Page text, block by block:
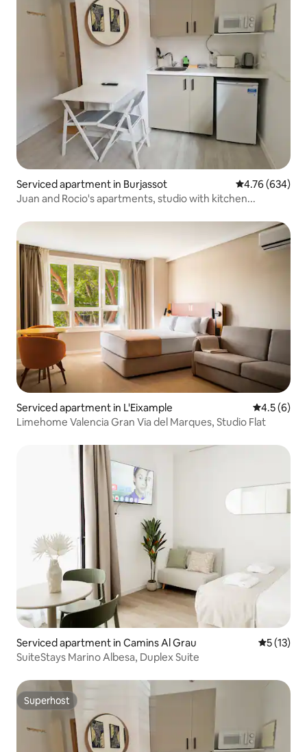
Serviced apartment in Burjassot 4.76 out of 5
4.76 (634)
Juan and Rocio's apartments, studio with kitchen...
Serviced apartment in L'Eixample 4.5 out of
4.5 (6)
Limehome Valencia Gran Via del Marques, Studio Flat
Serviced apartment in Camins Al Grau 5 out of 5
5 (13)
SuiteStays Marino Albesa, Duplex Suite
Superhost
Superhost